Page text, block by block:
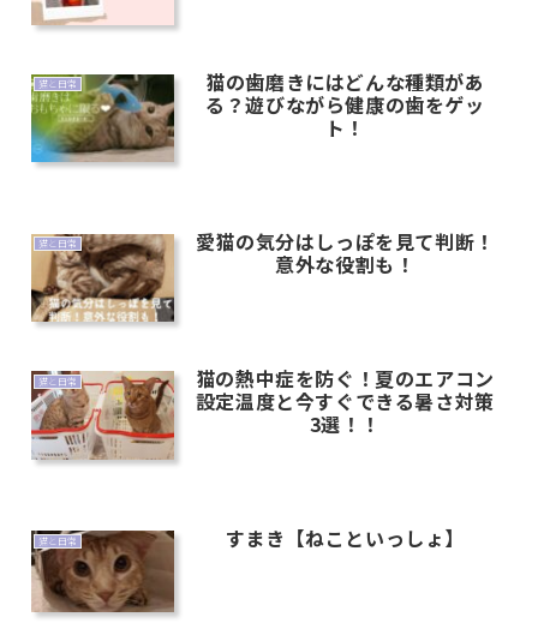
猫と日常 猫の歯磨きにはどんな種類があ
る？遊びながら健康の歯をゲッ
ト！
猫と日常 愛猫の気分はしっぽを見て判断！
意外な役割も！
猫と日常 猫の熱中症を防ぐ！夏のエアコン
設定温度と今すぐできる暑さ対策
3選！！
猫と日常 すまき【ねこといっしょ】